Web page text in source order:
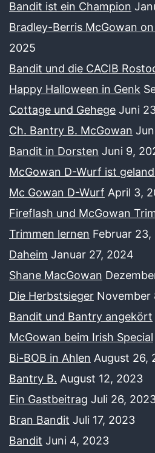
Bandit ist ein Champion
Bradley-Berris McGowan
2025
Bandit und die CACIB
Happy Halloween in Genk
Cottage und Gehege Juni
Ch. Bantry B. McGowan
Bandit in Dorsten Juni 9,
McGowan D-Wurf ist
Mc Gowan D-Wurf April 3,
Fireflash und McGowan
Trimmen lernen Februar
Daheim Januar 27, 2024
Shane MacGowan
Die Herbstsieger November
Bandit und Bantry angekört
McGowan beim Irish Special
Bi-BOB in Ahlen August 26,
Bantry B. August 12, 2023
Ein Gastbeitrag Juli 26,
Bran Bandit Juli 17, 2023
Bandit Juni 4, 2023